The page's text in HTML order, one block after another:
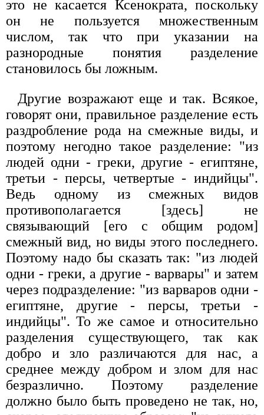
это не касается Ксенократа, поскольку
он не пользуется множественным
числом, так что при указании на
разнородные понятия разделение
становилось бы ложным.
Другие возражают еще и так. Всякое,
говорят они, правильное разделение есть
раздробление рода на смежные виды, и
поэтому негодно такое разделение: "из
людей одни - греки, другие - египтяне,
третьи - персы, четвертые - индийцы".
Ведь одному из смежных видов
противополагается [здесь] не
связывающий [его с общим родом]
смежный вид, но виды этого последнего.
Поэтому надо бы сказать так: "из людей
одни - греки, а другие - варвары" и затем
через подразделение: "из варваров одни -
египтяне, другие - персы, третьи -
индийцы". То же самое и относительно
разделения существующего, так как
добро и зло различаются для нас, а
среднее между добром и злом для нас
безразлично. Поэтому разделение
должно было быть проведено не так, но,